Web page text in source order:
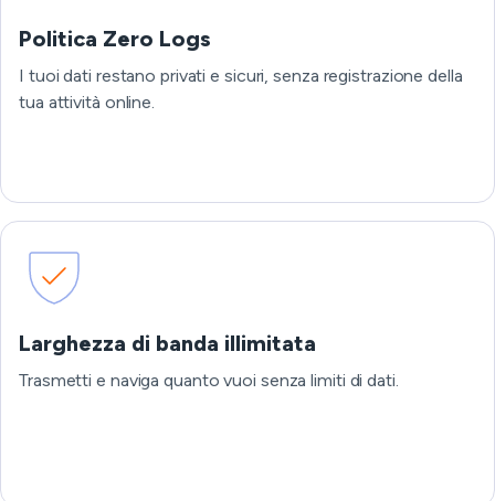
Politica Zero Logs
I tuoi dati restano privati e sicuri, senza registrazione della
tua attività online.
Larghezza di banda illimitata
Trasmetti e naviga quanto vuoi senza limiti di dati.